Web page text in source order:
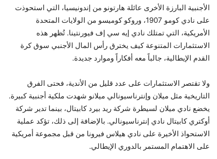
الأجنبية البارزة الأخرى عائلة هارتونو من إندونيسيا، التي استحوذت
على نادي كومو 1907، وروكو كوميسو من الولايات المتحدة
الأمريكية، التي تمتلك نادي إيه سي إف فيورنتينا. تُظهر هذه
الاستثمارات المتنوعة كيف يخترق رأس المال الأجنبي سوق كرة
القدم الإيطالية، جالباً معه أفكاراً وموارد جديدة.
ولا تقتصر الاستثمارات على عدد قليل من الأندية، فحتى الفرق
التاريخية مثل ميلان وإنترناسيونالي ميلانو شهدت ملكية أجنبية كبيرة.
يخضع نادي ميلان لسيطرة شركة ريد بيرد كابيتال، بينما تدير شركة
أوكتري كابيتال نادي إنترناسيونالي. بالإضافة إلى ذلك، تؤكد عملية
الاستحواذ الأخيرة على نادي هيلاس فيرونا من قبل مجموعة أمريكية
على الاهتمام المستمر بالدوري الإيطالي.